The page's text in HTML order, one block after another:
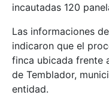
incautadas 120
Las informaciones
indicaron que el
finca ubicada frente
de Temblador,
entidad.